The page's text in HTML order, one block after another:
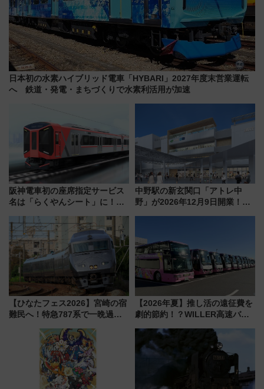
日本初の水素ハイブリッド電車「HYBARI」2027年度末営業運転
へ 鉄道・発電・まちづくりで水素利活用が加速
阪神電車初の座席指定サービス
名は「らくやんシート」に！新
を快適移動
中野駅の新玄関口「アトレ中
野」が2026年12月9日開業！新
【ひなたフェス2026】宮崎の宿
難民へ！特急787系で一晩過ご
ローおひさま」が救世主に？
【2026年夏】推し活の遠征費を
劇的節約！？WILLER高速バス
温泉の最強ルート 予約期間・
対象路線まとめ